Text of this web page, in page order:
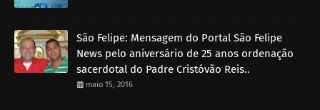
São Felipe: Mensagem do Portal São Felipe
News pelo aniversário de 25 anos ordenação
sacerdotal do Padre Cristóvão Reis..
maio 15, 2016